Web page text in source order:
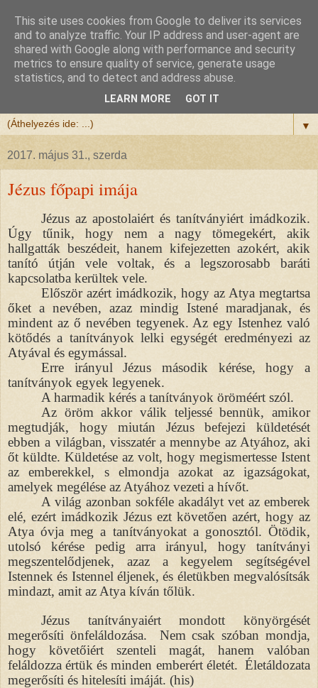
Félix atya
Szeretettel köszöntöm a honlapomra ellátogatót.
▼
2017. május 31., szerda
Jézus főpapi imája
Jézus az apostolaiért és tanítványiért imádkozik.
Úgy tűnik, hogy nem a nagy tömegekért, akik
hallgatták beszédeit, hanem kifejezetten azokért, akik
tanító útján vele voltak, és a legszorosabb baráti
kapcsolatba kerültek vele.
Először azért imádkozik, hogy az Atya megtartsa
őket a nevében, azaz mindig Istené maradjanak, és
mindent az ő nevében tegyenek. Az egy Istenhez való
kötődés a tanítványok lelki egységét eredményezi az
Atyával és egymással.
Erre irányul Jézus második kérése, hogy a
tanítványok egyek legyenek.
A harmadik kérés a tanítványok öröméért szól.
Az öröm akkor válik teljessé bennük, amikor
megtudják, hogy miután Jézus befejezi küldetését
ebben a világban, visszatér a mennybe az Atyához, aki
őt küldte. Küldetése az volt, hogy megismertesse Istent
az emberekkel, s elmondja azokat az igazságokat,
amelyek megélése az Atyához vezeti a hívőt.
A világ azonban sokféle akadályt vet az emberek
elé, ezért imádkozik Jézus ezt követően azért, hogy az
Atya óvja meg a tanítványokat a gonosztól. Ötödik,
utolsó kérése pedig arra irányul, hogy tanítványi
megszentelődjenek, azaz a kegyelem segítségével
Istennek és Istennel éljenek, és életükben megvalósítsák
mindazt, amit az Atya kíván tőlük.
Jézus tanítványaiért mondott könyörgését
megerősíti önfeláldozása. Nem csak szóban mondja,
hogy követőiért szenteli magát, hanem valóban
feláldozza értük és minden emberért életét. Életáldozata
megerősíti és hitelesíti imáját. (his)
This site uses cookies from Google to deliver its services
and to analyze traffic. Your IP address and user-agent are
shared with Google along with performance and security
metrics to ensure quality of service, generate usage
statistics, and to detect and address abuse.
LEARN MORE GOT IT